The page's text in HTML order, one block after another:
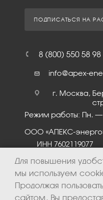
ПОДПИСАТЬСЯ НА
8 (800) 550 58 98
info@apex-
г. Москва,
Режим работы: Пн. –
ООО «АПЕКС-
ИНН 7602119077
Для повышения
мы используем
Продолжая
сайтом, Вы